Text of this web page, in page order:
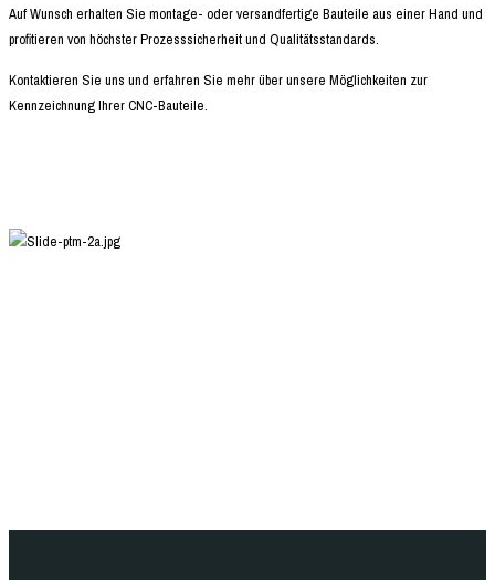
Auf Wunsch erhalten Sie montage- oder versandfertige Bauteile aus einer Hand und
profitieren von höchster Prozesssicherheit und Qualitätsstandards.
Kontaktieren Sie uns und erfahren Sie mehr über unsere Möglichkeiten zur
Kennzeichnung Ihrer CNC-Bauteile.